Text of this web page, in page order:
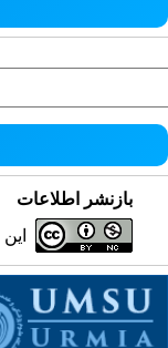
بازنشر اطلاعات